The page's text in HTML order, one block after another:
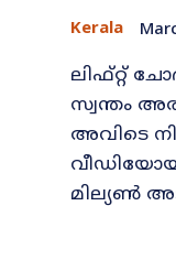
Kerala
ലിഫ്റ്റ്
സ്വന്തം
അവിടെ
മില്യൺ